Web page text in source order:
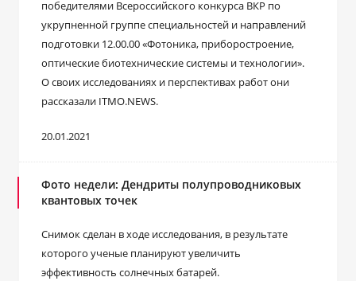
победителями Всероссийского конкурса ВКР по
укрупненной группе специальностей и направлений
подготовки 12.00.00 «Фотоника, приборостроение,
оптические биотехнические системы и технологии».
О своих исследованиях и перспективах работ они
рассказали ITMO.NEWS.
20.01.2021
Фото недели: Дендриты полупроводниковых
квантовых точек
Снимок сделан в ходе исследования, в результате
которого ученые планируют увеличить
эффективность солнечных батарей.